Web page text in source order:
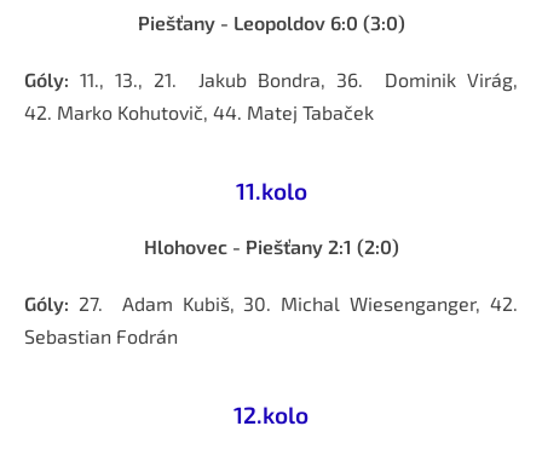
Piešťany - Leopoldov 6:0 (3:0)
Góly: 11., 13., 21. Jakub Bondra, 36. Dominik Virág,
42. Marko Kohutovič, 44. Matej Tabaček
11.kolo
Hlohovec - Piešťany 2:1 (2:0)
Góly: 27. Adam Kubiš, 30. Michal Wiesenganger, 42.
Sebastian Fodrán
12.kolo